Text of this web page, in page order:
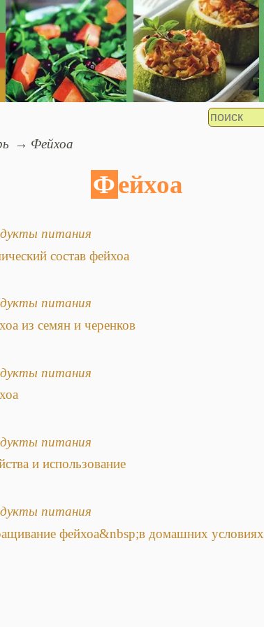
Фейхоа
Фейхоа
питания
состав фейхоа
питания
из семян и черенков
питания
питания
и использование
питания
фейхоа&nbsp;в домашних условиях